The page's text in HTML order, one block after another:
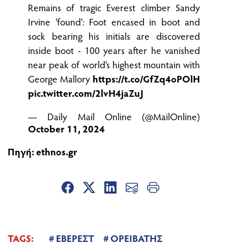
Remains of tragic Everest climber Sandy
Irvine 'found': Foot encased in boot and
sock bearing his initials are discovered
inside boot - 100 years after he vanished
near peak of world's highest mountain with
George Malloryhttps://t.co/GfZq4oPOlH
pic.twitter.com/2lvH4jaZuJ
— Daily Mail Online (@MailOnline)
October 11, 2024
Πηγή: ethnos.gr
TAGS: ΕΒΕΡΕΣΤ ΟΡΕΙΒΑΤΗΣ